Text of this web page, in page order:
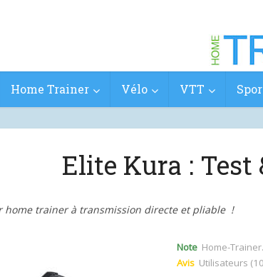
Home Trainer Vélo VTT
Elite Kura : Test
home trainer à transmission directe et pliable !
Note Home-
Avis Utilisateurs